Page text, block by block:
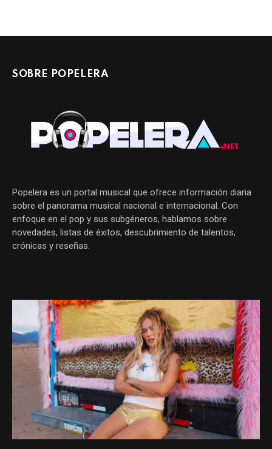
SOBRE POPELERA
Popelera es un portal musical que ofrece información diaria
sobre el panorama musical nacional e internacional. Con
enfoque en el pop y sus subgéneros, hablamos sobre
novedades, listas de éxitos, descubrimiento de talentos,
crónicas y reseñas.